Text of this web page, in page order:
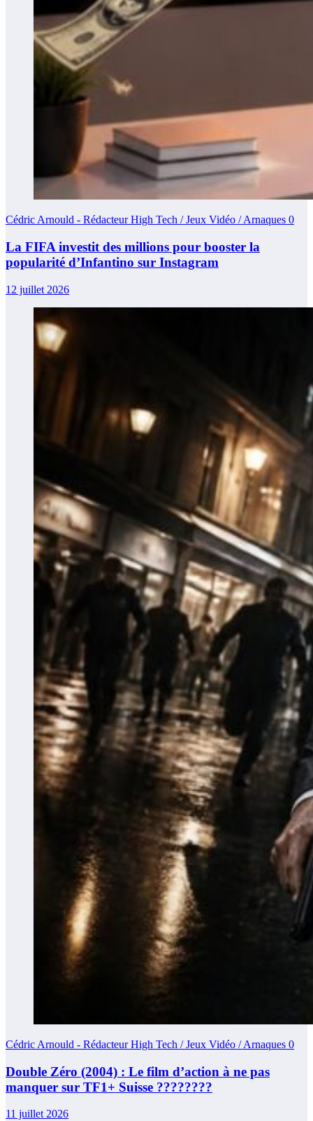
Cédric Arnould - Rédacteur High Tech / Jeux Vidéo / Arnaques 0
La FIFA investit des millions pour booster la
popularité d’Infantino sur Instagram
12 juillet 2026
Cédric Arnould - Rédacteur High Tech / Jeux Vidéo / Arnaques 0
Double Zéro (2004) : Le film d’action à ne pas
manquer sur TF1+ Suisse ????????
11 juillet 2026